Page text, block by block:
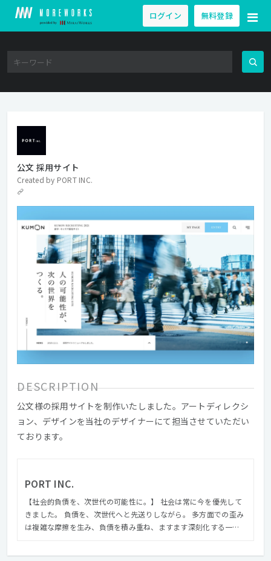
ログイン 無料登録
公文 採用サイト
Created by PORT INC.
DESCRIPTION
公文様の採用サイトを制作いたしました。アートディレクシ
ョン、デザインを当社のデザイナーにて担当させていただい
ております。
PORT INC.
【社会的負債を、次世代の可能性に。】 社会は常に今を優先して
きました。 負債を、次世代へと先送りしながら。 多⽅⾯での歪み
は複雑な摩擦を⽣み、負債を積み重ね、ますます深刻化する⼀⽅